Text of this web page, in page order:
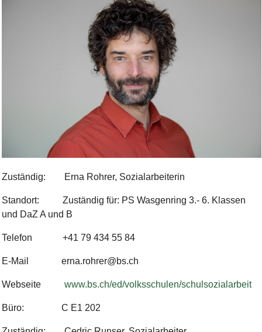
Zuständig: Erna Rohrer, Sozialarbeiterin
Standort: Zuständig für: PS Wasgenring 3.- 6. Klassen
und DaZ A und B
Telefon +41 79 434 55 84
E-Mail erna.rohrer@bs.ch
Webseite www.bs.ch/ed/volksschulen/schulsozialarbeit
Büro: C E1 202